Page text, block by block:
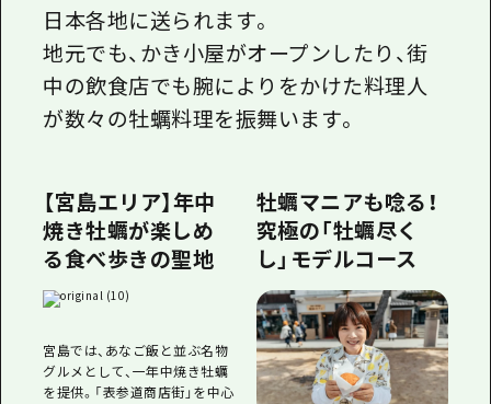
日本各地に送られます。
地元でも、かき小屋がオープンしたり、街
中の飲食店でも腕によりをかけた料理人
が数々の牡蠣料理を振舞います。
【宮島エリア】年中
焼き牡蠣が楽しめ
る食べ歩きの聖地
宮島では、あなご飯と並ぶ名物
グルメとして、一年中焼き牡蠣
を提供。「表参道商店街」を中心
牡蠣マニアも唸る！
究極の「牡蠣尽く
し」モデルコース